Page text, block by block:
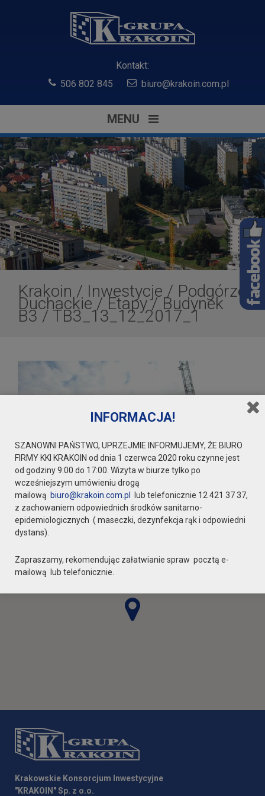
Kontakt:
506 802 845
biuro@krakoin.com.pl
MENU
Krakoin / Inwestycje / Podgórze
Duchackie/ Etapy/Budynek
B3/ TB3_13_12_2017_1
Krakowskie Konsorcjum Inwestycyjne
"KRAKOIN" Sp. z o.o.
INFORMACJA!
SZANOWNI PAŃSTWO, UPRZEJMIE INFORMUJEMY, ŻE BIURO
FIRMY KKI KRAKOIN od dnia 1 czerwca 2020 roku czynne jest
od godziny 9:00 do 17:00. Wizyta w biurze tylko po
wcześniejszym umówieniu drogą
mailową biuro@krakoin.com.pl
lub telefonicznie 12 421 37 37,
z zachowaniem odpowiednich środków sanitarno-
epidemiologicznych ( maseczki, dezynfekcja rąk i odpowiedni
dystans).
Zapraszamy, rekomendując załatwianie spraw pocztą e-
mailową lub telefonicznie.